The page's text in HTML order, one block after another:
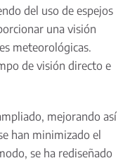
del uso de espejos
una visión
meteorológicas.
de visión directo e
mejorando así
han minimizado el
se ha rediseñado